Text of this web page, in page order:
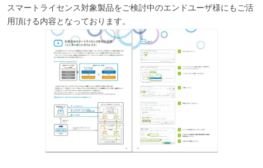
スマートライセンス対象製品をご検討中のエンドユーザ様にもご活
用頂ける内容となっております。